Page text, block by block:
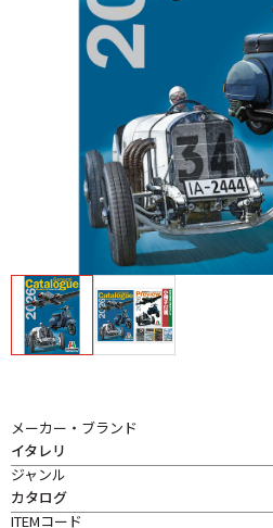
メーカー・ブランド
イタレリ
ジャンル
カタログ
ITEMコード